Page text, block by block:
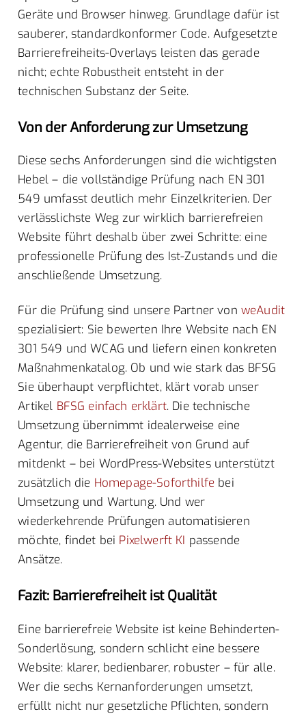
Geräte und Browser hinweg. Grundlage dafür ist
sauberer, standardkonformer Code. Aufgesetzte
Barrierefreiheits-Overlays leisten das gerade
nicht; echte Robustheit entsteht in der
technischen Substanz der Seite.
Von der Anforderung zur Umsetzung
Diese sechs Anforderungen sind die wichtigsten
Hebel – die vollständige Prüfung nach EN 301
549 umfasst deutlich mehr Einzelkriterien. Der
verlässlichste Weg zur wirklich barrierefreien
Website führt deshalb über zwei Schritte: eine
professionelle Prüfung des Ist-Zustands und die
anschließende Umsetzung.
Für die Prüfung sind unsere Partner von weAudit
spezialisiert: Sie bewerten Ihre Website nach EN
301 549 und WCAG und liefern einen konkreten
Maßnahmenkatalog. Ob und wie stark das BFSG
Sie überhaupt verpflichtet, klärt vorab unser
Artikel BFSG einfach erklärt. Die technische
Umsetzung übernimmt idealerweise eine
Agentur, die Barrierefreiheit von Grund auf
mitdenkt – bei WordPress-Websites unterstützt
zusätzlich die Homepage-Soforthilfe bei
Umsetzung und Wartung. Und wer
wiederkehrende Prüfungen automatisieren
möchte, findet bei Pixelwerft KI passende
Ansätze.
Fazit: Barrierefreiheit ist Qualität
Eine barrierefreie Website ist keine Behinderten-
Sonderlösung, sondern schlicht eine bessere
Website: klarer, bedienbarer, robuster – für alle.
Wer die sechs Kernanforderungen umsetzt,
erfüllt nicht nur gesetzliche Pflichten, sondern